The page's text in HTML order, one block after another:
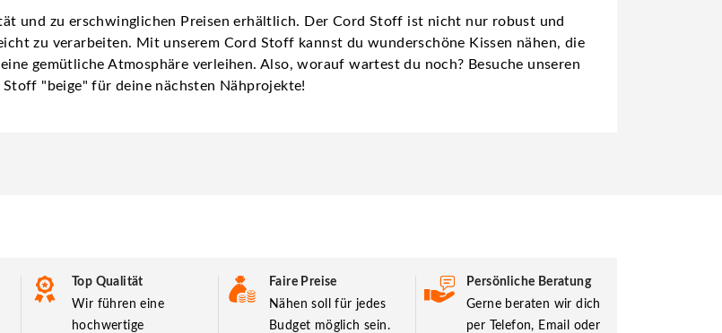
und zu erschwinglichen Preisen erhältlich. Der Cord Stoff ist nicht nur robust und
zu verarbeiten. Mit unserem Cord Stoff kannst du wunderschöne Kissen nähen, die
gemütliche Atmosphäre verleihen. Also, worauf wartest du noch? Besuche unseren
"beige" für deine nächsten Nähprojekte!
Top Qualität
Wir führen eine
hochwertige
Faire Preise
Nähen soll für jedes
Budget möglich sein.
Persönliche Beratung
Gerne beraten wir dich
per Telefon, Email oder